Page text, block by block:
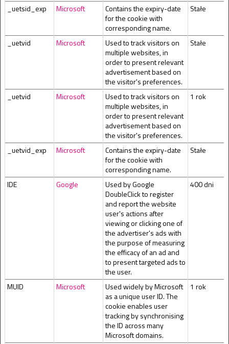
_uetsid_exp Microsoft
Contains the expiry-date
for the cookie with
corresponding name.
Stałe
_uetvid Microsoft
Used to track visitors on
multiple websites, in
order to present relevant
advertisement based on
the visitor's preferences.
Stałe
_uetvid Microsoft
Used to track visitors on
multiple websites, in
order to present relevant
advertisement based on
the visitor's preferences.
1 rok
_uetvid_exp Microsoft
Contains the expiry-date
for the cookie with
corresponding name.
Stałe
IDE Google
Used by Google
DoubleClick to register
and report the website
user's actions after
viewing or clicking one of
the advertiser's ads with
the purpose of measuring
the efficacy of an ad and
to present targeted ads to
the user.
400 dni
MUID Microsoft
Used widely by Microsoft
as a unique user ID. The
cookie enables user
tracking by synchronising
the ID across many
Microsoft domains.
1 rok